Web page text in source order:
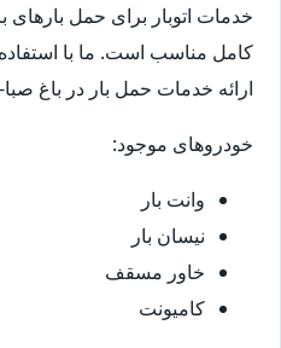
خدمات اتوبار برای حمل
کامل مناسب است. ما با استفاده
ارائه خدمات حمل بار در باغ
خودروهای موجود:
وانت بار
نیسان بار
خاور مسقف
کامیونت